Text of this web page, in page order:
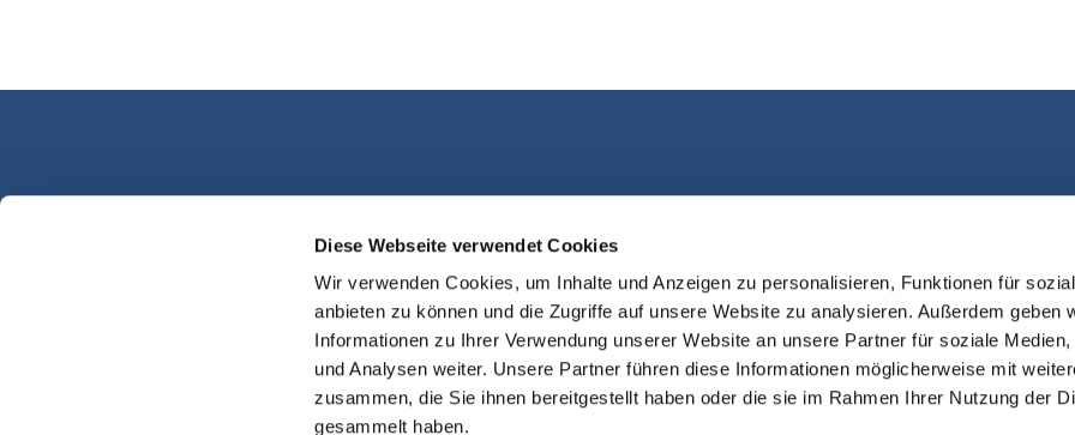
Diese Webseite verwendet Cookies
Wir verwenden Cookies, um Inhalte und Anzeigen zu personalisieren, Funktionen für
anbieten zu können und die Zugriffe auf unsere Website zu analysieren. Außerdem geben
Informationen zu Ihrer Verwendung unserer Website an unsere Partner für soziale Medien,
und Analysen weiter. Unsere Partner führen diese Informationen möglicherweise mit
zusammen, die Sie ihnen bereitgestellt haben oder die sie im Rahmen Ihrer Nutzung der
gesammelt haben.
Kassel Martinsplatz